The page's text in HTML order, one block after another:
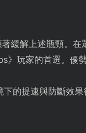
緩解上述瓶頸。在
》玩家的首選。優勢
的提速與防斷效果